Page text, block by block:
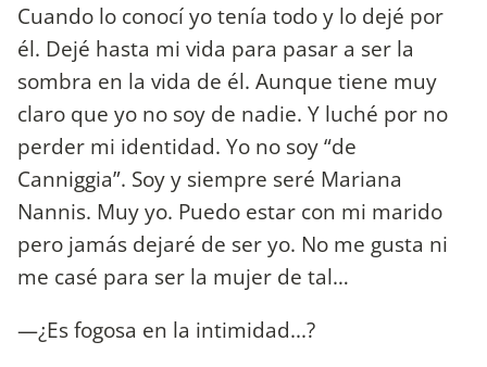
Cuando lo conocí yo tenía todo y lo dejé por
él. Dejé hasta mi vida para pasar a ser la
sombra en la vida de él. Aunque tiene muy
claro que yo no soy de nadie. Y luché por no
perder mi identidad. Yo no soy “de
Canniggia”. Soy y siempre seré Mariana
Nannis. Muy yo. Puedo estar con mi marido
pero jamás dejaré de ser yo. No me gusta ni
me casé para ser la mujer de tal…
—¿Es fogosa en la intimidad...?